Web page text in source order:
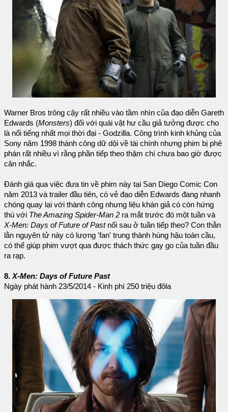
Warner Bros trông cậy rất nhiều vào tầm nhìn của đạo diễn Gareth
Edwards (Monsters) đối với quái vật hư cầu giả tưởng được cho
là nổi tiếng nhất mọi thời đại - Godzilla. Công trình kinh khủng của
Sony năm 1998 thành công dữ dội về tài chính nhưng phim bị phê
phán rất nhiều vì rằng phần tiếp theo thậm chí chưa bao giờ được
cân nhắc.
Đánh giá qua việc đưa tin về phim này tại San Diego Comic Con
năm 2013 và trailer đầu tiên, có vẻ đạo diễn Edwards đang nhanh
chóng quay lại với thành công nhưng liệu khán giả có còn hứng
thú với The Amazing Spider-Man 2 ra mắt trước đó một tuần và
X-Men: Days of Future of Pastnối sau ở tuần tiếp theo? Con thằn
lằn nguyên tử này có lượng 'fan' trung thành hùng hậu toàn cầu,
có thể giúp phim vượt qua được thách thức gay go của tuần đầu
ra rạp.
8. X-Men: Days of Future Past
Ngày phát hành 23/5/2014 - Kinh phí 250 triệu đôla